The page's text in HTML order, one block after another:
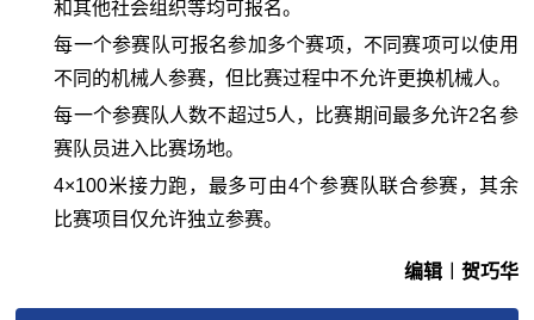
和其他社会组织等均可报名。
每一个参赛队可报名参加多个赛项，不同赛项可以使用
不同的机械人参赛，但比赛过程中不允许更换机械人。
每一个参赛队人数不超过5人，比赛期间最多允许2名参
赛队员进入比赛场地。
4×100米接力跑，最多可由4个参赛队联合参赛，其余
比赛项目仅允许独立参赛。
编辑︱贺巧华